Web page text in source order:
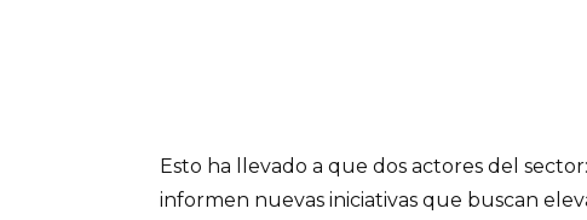
Esto ha llevado a que dos actores del
informen nuevas iniciativas que buscan